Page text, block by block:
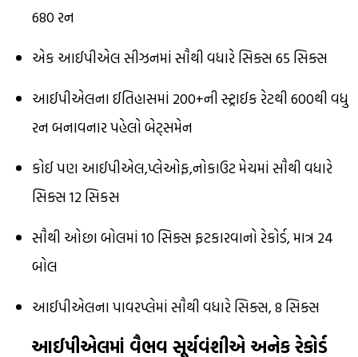
680 રન
એક આઈપીએલ સીઝનમાં સૌથી વધારે સિક્સ 65 સિક્સ
આઈપીએલના ઈતિહાસમાં 200+ની સ્ટ્રાઈક રેટથી 600થી વધુ
રન બનાવનાર પહેલો બેટ્સમેન
કોઈ પણ આઈપીએલ,પ્લેઓફ,નોકાઉટ મેચમાં સૌથી વધારે
સિક્સ 12 સિકસ
સૌથી ઓછા બોલમાં 10 સિક્સ ફટકારવાનો રેકોર્ડ, માત્ર 24
બોલ
આઈપીએલના પાવરપ્લેમાં સૌથી વધારે સિક્સ, 8 સિક્સ
આઈપીએલમાં વૈભવ સૂર્યવંશીએ અનેક રેકોર્ડ